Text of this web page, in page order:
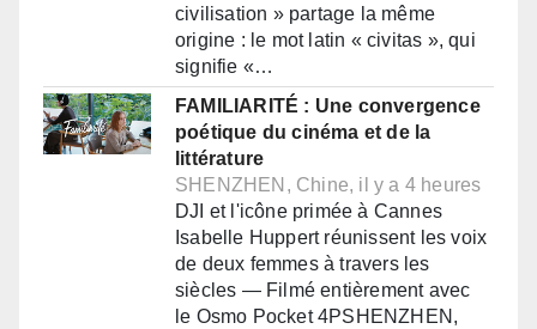
civilisation » partage la même
origine : le mot latin « civitas », qui
signifie «…
FAMILIARITÉ : Une convergence
poétique du cinéma et de la
littérature
SHENZHEN, Chine, il y a 4 heures
DJI et l'icône primée à Cannes
Isabelle Huppert réunissent les voix
de deux femmes à travers les
siècles — Filmé entièrement avec
le Osmo Pocket 4PSHENZHEN,